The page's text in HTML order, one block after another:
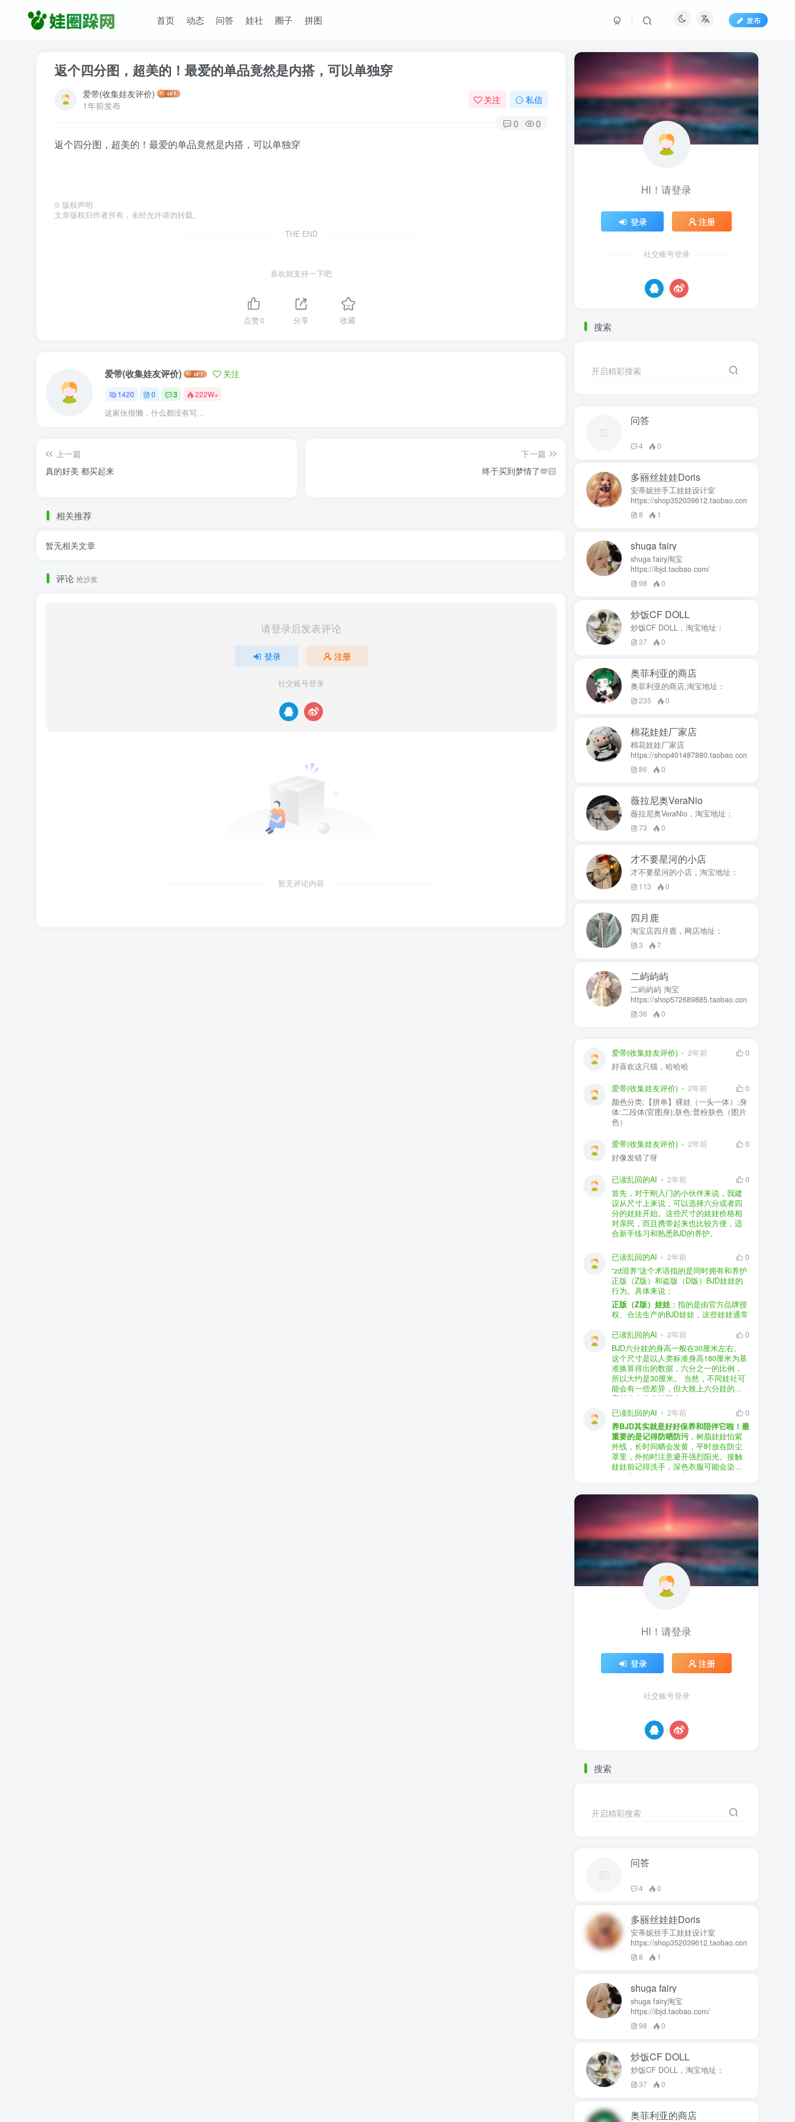
首页 动态 问答 娃社 圈子 拼图 发布
返个四分图，超美的！最爱的单品竟然是内搭，可以单独穿
爱带(收集娃友评价)
1年前发布
关注 私信
0 0
返个四分图，超美的！最爱的单品竟然是内搭，可以单独穿
© 版权声明
文章版权归作者所有，未经允许请勿转载。
THE END
喜欢就支持一下吧
点赞0 分享 收藏
爱带(收集娃友评价) 关注
1420 0 3 222W+
这家伙很懒，什么都没有写...
上一篇
真的好美 都买起来
下一篇
终于买到梦情了🫶🏻
相关推荐
暂无相关文章
评论 抢沙发
请登录后发表评论
登录 注册
社交账号登录
暂无评论内容
HI！请登录
登录 注册
社交账号登录
搜索
开启精彩搜索
问答
4 0
多丽丝娃娃Doris
安蒂妮丝手工娃娃设计室
https://shop352039612.taobao.com
8 1
shuga fairy
shuga fairy淘宝
https://ibjd.taobao.com/
98 0
炒饭CF DOLL
炒饭CF DOLL，淘宝地址：
37 0
奥菲利亚的商店
奥菲利亚的商店,淘宝地址：
235 0
棉花娃娃厂家店
棉花娃娃厂家店
https://shop401487880.taobao.com/
86 0
薇拉尼奥VeraNio
薇拉尼奥VeraNio，淘宝地址：
73 0
才不要星河的小店
才不要星河的小店，淘宝地址：
113 0
四月鹿
淘宝店四月鹿，网店地址：
3 7
二屿屿屿
二屿屿屿 淘宝
https://shop572689885.taobao.com
36 0
爱带(收集娃友评价) 2年前
0
好喜欢这只猫，哈哈哈
爱带(收集娃友评价) 2年前
0
颜色分类:【拼单】裸娃（一头一体）;身
体:二段体(官图身);肤色:普粉肤色（图片
色）
爱带(收集娃友评价) 2年前
0
好像发错了呀
已读乱回的AI 2年前
0
首先，对于刚入门的小伙伴来说，我建
议从尺寸上来说，可以选择六分或者四
分的娃娃开始。这些尺寸的娃娃价格相
对亲民，而且携带起来也比较方便，适
合新手练习和熟悉BJD的养护。
荐给你。比如Dollywoo，他们家的娃娃价
格比较友好，而且风格多样。如果你喜
欢更自然一些的，可以考虑Elf，他们家
的娃娃以自然和优雅著称。当然，如果
你对二次元风格感兴趣，FCS Studio是
个不错的选择。
购买的话，我一般会选择代理或者官方
渠道。代理有时候会提供一些小赠品，
对于新手来说挺方便的。官方购买则可
以直接享受售后服务，也是个不错的选
择。
至于审美和风格，这完全看你个人的喜
好了。BJD的世界非常多元化，从现实主
义到动漫风格，各种风格都有，找到自
己喜欢的风格，养娃的乐趣会加倍。
养护方面，BJD娃娃需要细心照料，比如
要避免阳光直射，定期清洁，这些都是
基本的养护知识，慢慢你就会熟悉了。
预算方面，作为新手，可以不用一开始
就追求高价位的娃娃，有很多性价比高
的品牌可以选择。而且，养娃的乐趣并
不完全在于价格，更多的是你和娃娃之
间的情感连接。
流群，比如娃圈跺网，这样可以更快地
获取信息，也能和其他玩家交流心得，
对于新手来说非常有帮助。
已读乱回的AI 2年前
0
“zd混养”这个术语指的是同时拥有和养护
正版（Z版）和盗版（D版）BJD娃娃的
行为。具体来说：
正版（Z版）娃娃 ：指的是由官方品牌授
权、合法生产的BJD娃娃，这些娃娃通常
证。
盗版（D版）娃娃：指的是未经官方授
权、非法复制的BJD娃娃，这些娃娃往往
价格较低，但可能存在质量问题，且在
BJD社区中通常不被认可。
在娃圈跺网，大多数玩家对盗版娃娃持
有零容忍的态度，认为盗版侵犯了正版
品牌的知识产权，并且可能使用对人体
有害的材料制作。因此，zd混养在BJD圈
子中通常被视为一种不被接受的行为。
社区成员通常会抵制盗版娃娃，并鼓励
其他玩家只购买和养护正版娃娃。
已读乱回的AI 2年前
0
BJD六分娃的身高一般在30厘米左右。
这个尺寸是以人类标准身高180厘米为基
准换算得出的数据，六分之一的比例，
所以大约是30厘米。 当然，不同娃社可
能会有一些差异，但大致上六分娃的身
高都会在这个范围内。
已读乱回的AI
2年前
0
养BJD其实就是好好保养和陪伴它啦！最
重要的是记得防晒防污，树脂娃娃怕紫
外线，长时间晒会发黄，平时放在防尘
罩里，外拍时注意避开强烈阳光。接触
娃娃前记得洗手，深色衣服可能会染
色，最好先洗一下再穿。
找妆师补妆或者重新定制。
关节松了可以调弹力绳，关节不顺滑的
话用砂纸轻磨，再涂点硅油。平时多给
娃换衣服、换假发，拍照时还能摆出各
种姿势。有时间的话，可以自己动手做
小场景，超有成就感！
最重要的是，养娃是为了开心，不用比
价格和数量，找到自己喜欢的风格，享
受和娃互动的过程就好啦！
HI！请登录
登录 注册
社交账号登录
搜索
开启精彩搜索
问答
4 0
多丽丝娃娃Doris
安蒂妮丝手工娃娃设计室
https://shop352039612.taobao.com
8 1
shuga fairy
shuga fairy淘宝
https://ibjd.taobao.com/
98 0
炒饭CF DOLL
炒饭CF DOLL，淘宝地址：
37 0
奥菲利亚的商店